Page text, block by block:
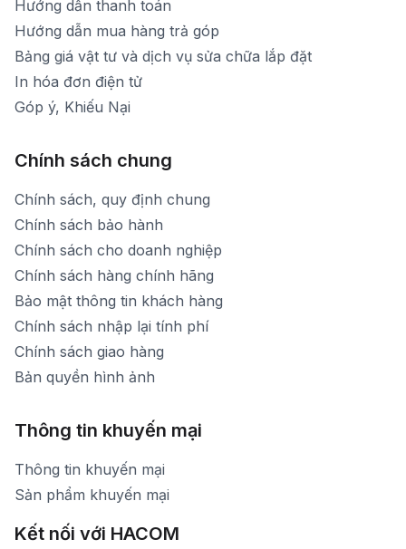
Hướng dẫn thanh toán
Hướng dẫn mua hàng trả góp
Bảng giá vật tư và dịch vụ sửa chữa lắp đặt
In hóa đơn điện tử
Góp ý, Khiếu Nại
Chính sách chung
Chính sách, quy định chung
Chính sách bảo hành
Chính sách cho doanh nghiệp
Chính sách hàng chính hãng
Bảo mật thông tin khách hàng
Chính sách nhập lại tính phí
Chính sách giao hàng
Bản quyền hình ảnh
Thông tin khuyến mại
Thông tin khuyến mại
Sản phẩm khuyến mại
Kết nối với HACOM